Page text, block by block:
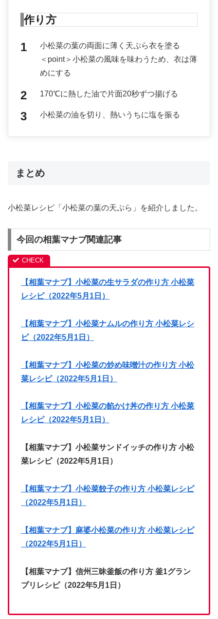
作り方
小松菜の葉の両面に薄く天ぷら衣を塗る
＜point＞小松菜の風味を味わうため、衣は薄
めにする
170℃に熱した油で片面20秒ずつ揚げる
小松菜の油を切り、熱いうちに塩を振る
まとめ
小松菜レシピ「小松菜の葉の天ぷら」を紹介しました。
今回の相葉マナブ関連記事
【相葉マナブ】小松菜の生サラダの作り方 小松菜
レシピ（2022年5月1日）
【相葉マナブ】小松菜ナムルの作り方 小松菜レシ
ピ（2022年5月1日）
【相葉マナブ】小松菜の炒め味噌汁の作り方 小松
菜レシピ（2022年5月1日）
【相葉マナブ】小松菜の餡かけ丼の作り方 小松菜
レシピ（2022年5月1日）
【相葉マナブ】小松菜サンドイッチの作り方 小松
菜レシピ（2022年5月1日）
【相葉マナブ】小松菜餃子の作り方 小松菜レシピ
（2022年5月1日）
【相葉マナブ】麻婆小松菜の作り方 小松菜レシピ
（2022年5月1日）
【相葉マナブ】信州三昧釜飯の作り方 釜1グラン
プリレシピ（2022年5月1日）